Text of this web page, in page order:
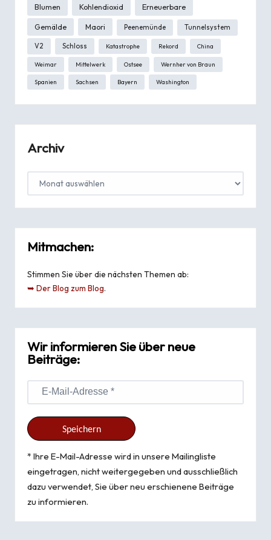
Blumen Kohlendioxid Erneuerbare
Gemälde Maori Peenemünde Tunnelsystem
V2 Schloss Katastrophe Rekord China
Weimar Mittelwerk Ostsee Wernher von Braun
Spanien Sachsen Bayern Washington
Archiv
Mitmachen:
Stimmen Sie über die nächsten Themen ab:
➥ Der Blog zum Blog.
Wir informieren Sie über neue
Beiträge:
* Ihre E-Mail-Adresse wird in unsere Mailingliste
eingetragen, nicht weitergegeben und ausschließlich
dazu verwendet, Sie über neu erschienene Beiträge
zu informieren.